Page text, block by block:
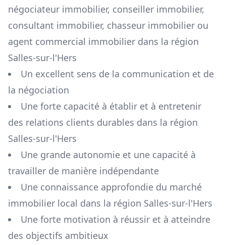
négociateur immobilier, conseiller immobilier,
consultant immobilier, chasseur immobilier ou
agent commercial immobilier dans la région
Salles-sur-l'Hers
Un excellent sens de la communication et de
la négociation
Une forte capacité à établir et à entretenir
des relations clients durables dans la région
Salles-sur-l'Hers
Une grande autonomie et une capacité à
travailler de manière indépendante
Une connaissance approfondie du marché
immobilier local dans la région Salles-sur-l'Hers
Une forte motivation à réussir et à atteindre
des objectifs ambitieux